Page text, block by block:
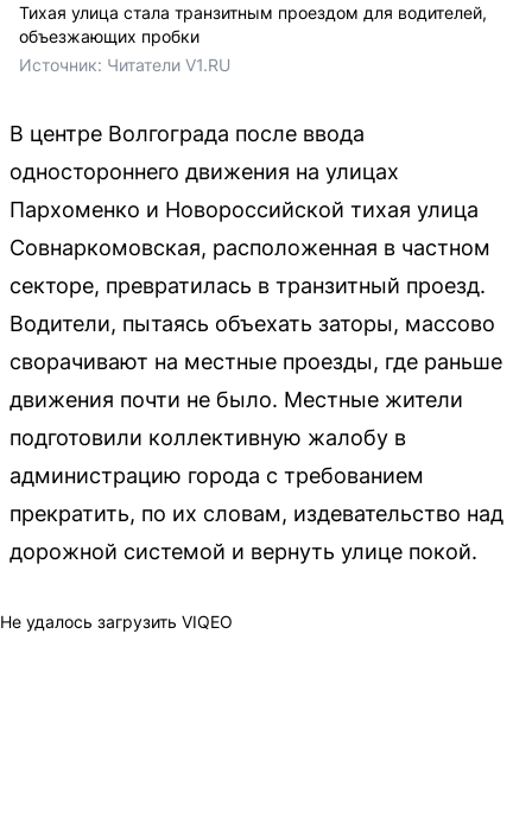
Тихая улица стала транзитным проездом для водителей,
объезжающих пробки
Источник: Читатели V1.RU
В центре Волгограда после ввода
одностороннего движения на улицах
Пархоменко и Новороссийской тихая улица
Совнаркомовская, расположенная в частном
секторе, превратилась в транзитный проезд.
Водители, пытаясь объехать заторы, массово
сворачивают на местные проезды, где раньше
движения почти не было. Местные жители
подготовили коллективную жалобу в
администрацию города с требованием
прекратить, по их словам, издевательство над
дорожной системой и вернуть улице покой.
Не удалось загрузить VIQEO